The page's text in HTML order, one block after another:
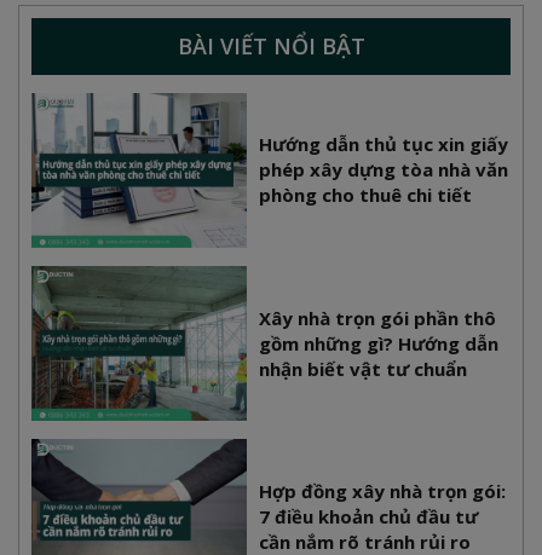
BÀI VIẾT NỔI BẬT
Hướng dẫn thủ tục xin giấy
phép xây dựng tòa nhà văn
phòng cho thuê chi tiết
Xây nhà trọn gói phần thô
gồm những gì? Hướng dẫn
nhận biết vật tư chuẩn
Hợp đồng xây nhà trọn gói:
7 điều khoản chủ đầu tư
cần nắm rõ tránh rủi ro